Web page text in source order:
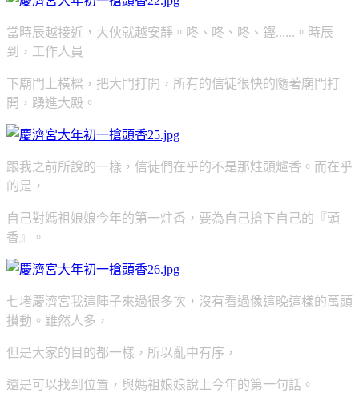
當時辰越接近，大伙就越安靜。咚、咚、咚、鏗......。 時辰
到， 工作人員
下廟門上橫樑，把大門打開，所有的信徒很快的隨著廟門打
開，踴進大殿。
跟我之前所說的一樣，信徒們在乎的不是那炷頭爐香。而在乎
的是，
自己對媽祖娘娘今年的第一炷香，要為自己搶下自己的『頭
香』。
七堵慶濟宮我這陣子來過很多次，沒有看過像這晚這樣的萬頭
攅動。雖然人多，
但是大家的目的都一樣，所以亂中有序，
還是可以找到位置，與媽祖娘娘說上今年的第一句話。